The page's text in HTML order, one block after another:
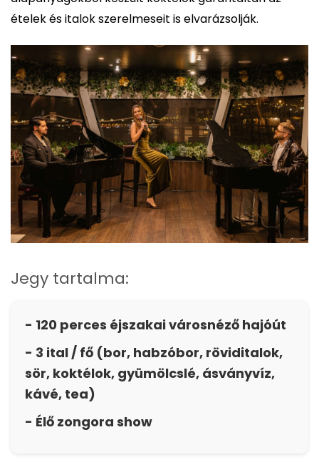
ételek és italok szerelmeseit is elvarázsolják.
Jegy tartalma:
- 120 perces éjszakai városnéző hajóút
- 3 ital / fő (bor, habzóbor, röviditalok,
sör, koktélok, gyümölcslé, ásványvíz,
kávé, tea)
- Élő zongora show